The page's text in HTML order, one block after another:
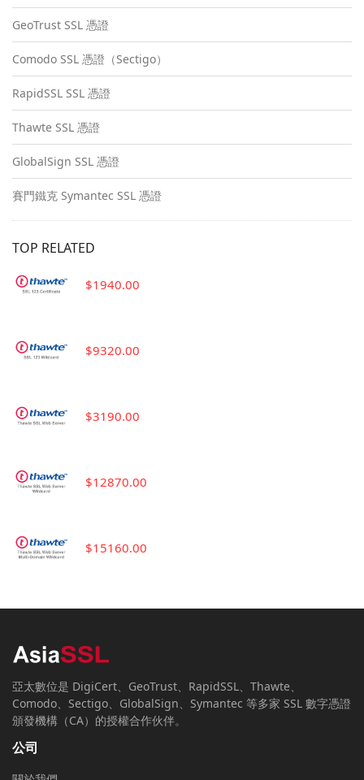
GeoTrust SSL 憑證
Comodo SSL 憑證（Sectigo）
RapidSSL SSL 憑證
Thawte SSL 憑證
GlobalSign SSL 憑證
賽門鐵克 Symantec SSL 憑證
TOP RELATED
$1940.00
$9320.00
$3190.00
$12870.00
$15160.00
亞太數位是 DigiCert、GeoTrust、RapidSSL、Thawte、
Comodo、Sectigo、GlobalSign、Symantec 等多家 SSL 數字憑證
頒發機構（CA）的授權合作伙伴。
公司